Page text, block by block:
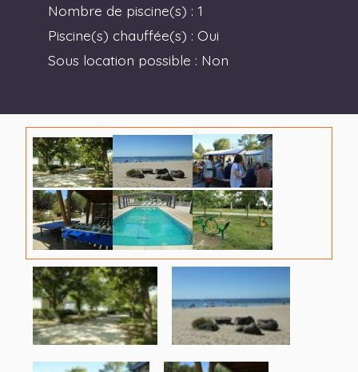
Nombre de piscine(s) : 1
Piscine(s) chauffée(s) : Oui
Sous location possible : Non